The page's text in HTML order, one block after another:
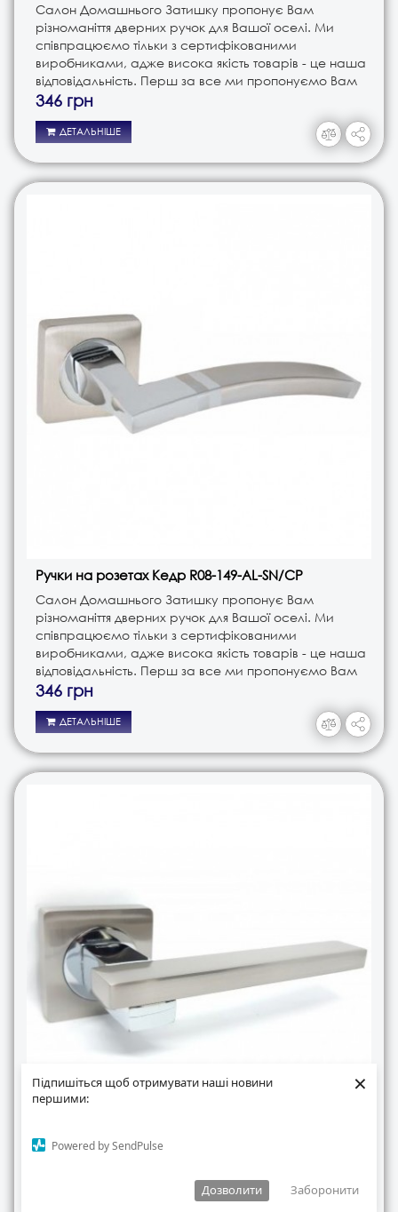
Підпишіться щоб отримувати наші новини
першими:
Powered by SendPulse
Заборонити
Дозволити
×
Салон Домашнього Затишку пропонує Вам
різноманіття дверних ручок для Вашої оселі. Ми
співпрацюємо тільки з сертифікованими
виробниками, адже висока якість товарів - це наша
відповідальність. Перш за все ми пропонуємо Вам
ручки різного типу. Це і ручки на планці, і ручки на
розеті, і ручки кноби. В з..
346 грн
ДЕТАЛЬНІШЕ
Ручки на розетах Кедр R08-149-AL-SN/CP
Салон Домашнього Затишку пропонує Вам
різноманіття дверних ручок для Вашої оселі. Ми
співпрацюємо тільки з сертифікованими
виробниками, адже висока якість товарів - це наша
відповідальність. Перш за все ми пропонуємо Вам
ручки різного типу. Це і ручки на планці, і ручки на
розеті, і ручки кноби. В з..
346 грн
ДЕТАЛЬНІШЕ
Салон Домашнього Затишку пропонує Вам
різноманіття дверних ручок для Вашої оселі. Ми